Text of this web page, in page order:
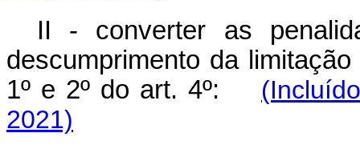
II - converter as
descumprimento da
1º e 2º do art. 4º:
2021)